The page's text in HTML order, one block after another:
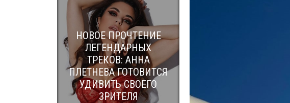
НОВОЕ ПРОЧТЕНИЕ
ЛЕГЕНДАРНЫХ
ТРЕКОВ: АННА
ПЛЕТНЕВА ГОТОВИТСЯ
УДИВИТЬ СВОЕГО
ЗРИТЕЛЯ